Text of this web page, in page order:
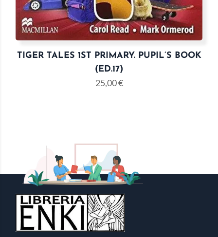
TIGER TALES 1ST PRIMARY. PUPIL’S BOOK
(ED.17)
25,00€